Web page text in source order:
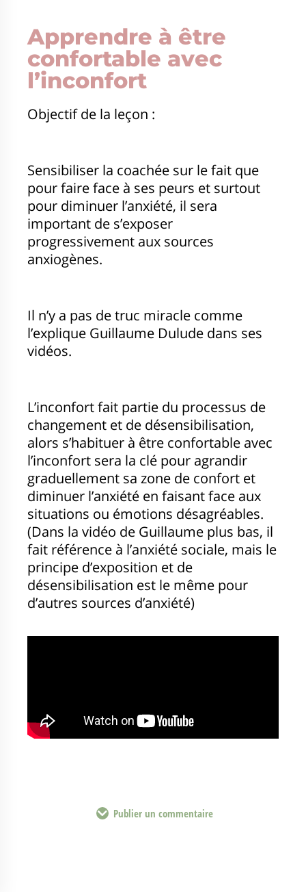
Apprendre à être
confortable avec
l’inconfort
Objectif de la leçon :
Sensibiliser la coachée sur le fait que
pour faire face à ses peurs et surtout
pour diminuer l’anxiété, il sera
important de s’exposer
progressivement aux sources
anxiogènes.
Il n’y a pas de truc miracle comme
l’explique Guillaume Dulude dans ses
vidéos.
L’inconfort fait partie du processus de
changement et de désensibilisation,
alors s’habituer à être confortable avec
l’inconfort sera la clé pour agrandir
graduellement sa zone de confort et
diminuer l’anxiété en faisant face aux
situations ou émotions désagréables.
(Dans la vidéo de Guillaume plus bas, il
fait référence à l’anxiété sociale, mais le
principe d’exposition et de
désensibilisation est le même pour
d’autres sources d’anxiété)
Publier un commentaire